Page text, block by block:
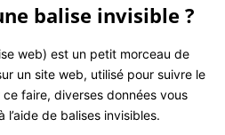
balise invisible ?
web) est un petit morceau de
un site web, utilisé pour suivre le
faire, diverses données vous
de balises invisibles.